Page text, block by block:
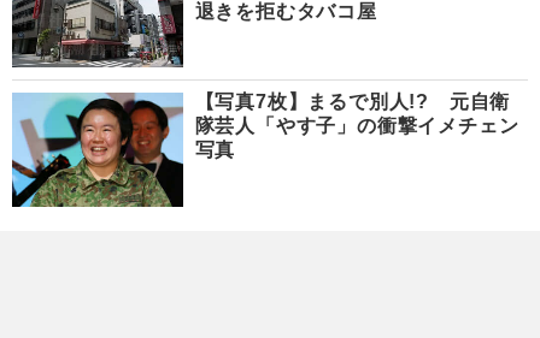
退きを拒むタバコ屋
【写真7枚】まるで別人!? 元自衛
隊芸人「やす子」の衝撃イメチェン
写真